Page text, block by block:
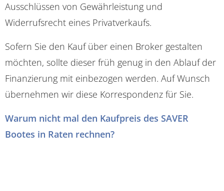
Ausschlüssen von Gewährleistung und
Widerrufsrecht eines Privatverkaufs.
Sofern Sie den Kauf über einen Broker gestalten
möchten, sollte dieser früh genug in den Ablauf der
Finanzierung mit einbezogen werden. Auf Wunsch
übernehmen wir diese Korrespondenz für Sie.
Warum nicht mal den Kaufpreis des SAVER
Bootes in Raten rechnen?